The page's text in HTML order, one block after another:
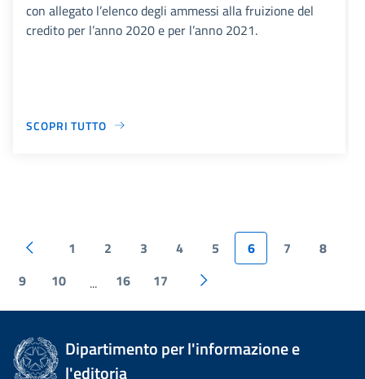
con allegato l’elenco degli ammessi alla fruizione del
credito per l’anno 2020 e per l’anno 2021.
SCOPRI TUTTO
1 2 3 4 5 6 7
8
9
10 ... 16 17
Dipartimento per l'informazione e
l'editoria